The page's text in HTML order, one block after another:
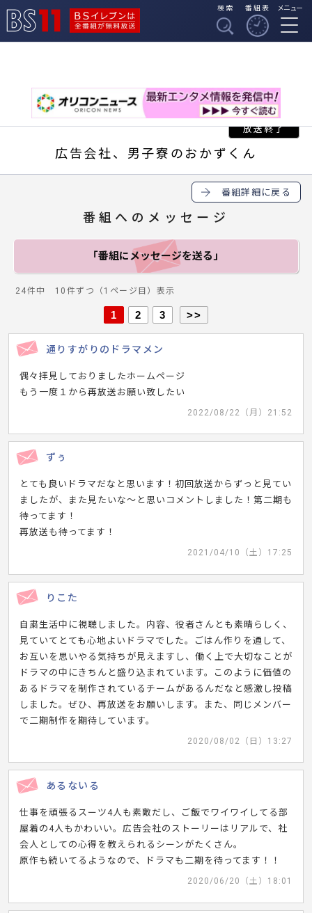
BSイレブンは全番組
検索 番組表 メニュー
広告会社、男子寮のおかずくん
番組詳細に戻る
番組へのメッセージ
「番組にメッセージを送る」
24件中 10件ずつ（1ページ目）表示
1 2 3 >>
通りすがりのドラマメン
偶々拝見しておりましたホームページ
もう一度１から再放送お願い致したい
2022/08/22（月）21:52
ずぅ
とても良いドラマだなと思います！初回放送からずっと見てい
ましたが、また見たいな〜と思いコメントしました！第二期も
待ってます！
再放送も待ってます！
2021/04/10（土）17:25
りこた
自粛生活中に視聴しました。内容、役者さんとも素晴らしく、
見ていてとても心地よいドラマでした。ごはん作りを通して、
お互いを思いやる気持ちが見えますし、働く上で大切なことが
ドラマの中にきちんと盛り込まれています。このように価値の
あるドラマを制作されているチームがあるんだなと感激し投稿
しました。ぜひ、再放送をお願いします。また、同じメンバー
で二期制作を期待しています。
2020/08/02（日）13:27
あるないる
仕事を頑張るスーツ4人も素敵だし、ご飯でワイワイしてる部
屋着の4人もかわいい。広告会社のストーリーはリアルで、社
会人としての心得を教えられるシーンがたくさん。
原作も続いてるようなので、ドラマも二期を待ってます！！
2020/06/20（土）18:01